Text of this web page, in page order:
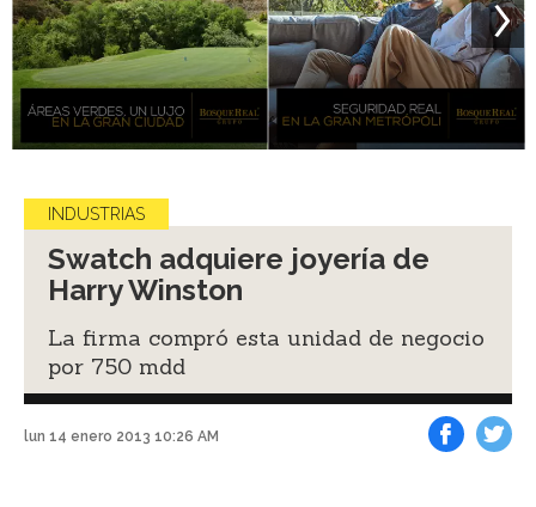
INDUSTRIAS
Swatch adquiere joyería de
Harry Winston
La firma compró esta unidad de negocio
por 750 mdd
lun 14 enero 2013 10:26 AM